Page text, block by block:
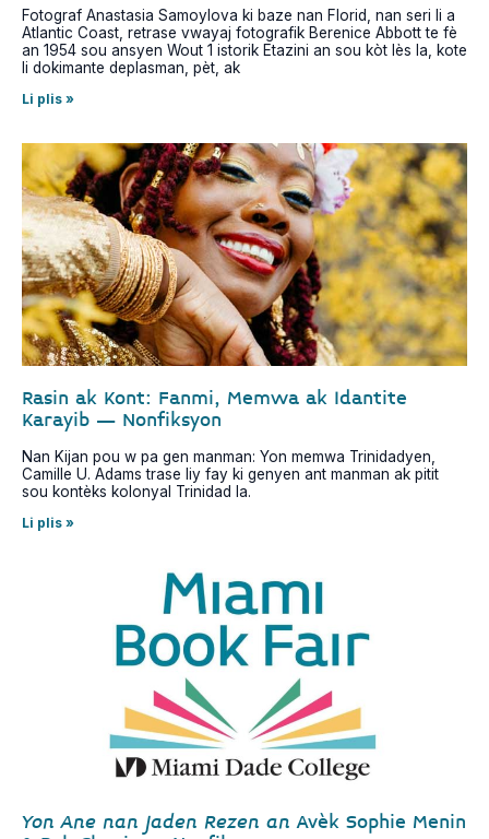
Fotograf Anastasia Samoylova ki baze nan Florid, nan seri li a
Atlantic Coast, retrase vwayaj fotografik Berenice Abbott te fè
an 1954 sou ansyen Wout 1 istorik Etazini an sou kòt lès la, kote
li dokimante deplasman, pèt, ak
Li plis »
Rasin ak Kont: Fanmi, Memwa ak Idantite
Karayib – Nonfiksyon
Nan Kijan pou w pa gen manman: Yon memwa Trinidadyen,
Camille U. Adams trase liy fay ki genyen ant manman ak pitit
sou kontèks kolonyal Trinidad la.
Li plis »
Yon Ane nan Jaden Rezen an Avèk Sophie Menin